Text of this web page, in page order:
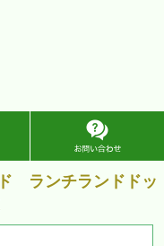
ランチランドドッ